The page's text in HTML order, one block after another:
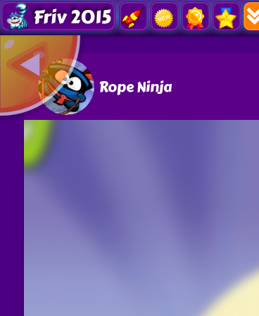
Friv 2015
Rope Ninja